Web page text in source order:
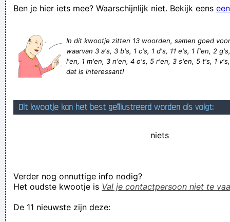
Vroeger kende men slechts 2 seksstandjes: de
beter een slechte spreuk in de haard, dan dat je hem op
zolder bewaart
Verknoei je tijd op een nuttige manier!
Ben je hier iets mee? Waarschijnlijk niet. Bekijk eens
In dit kwootje zitten 13 woorden, samen goed
waarvan 3 a's, 3 b's, 1 c's, 1 d's, 11 e's, 1 f'en, 2
l'en, 1 m'en, 3 n'en, 4 o's, 5 r'en, 3 s'en, 5 t's, 1
dat is interessant!
Dit kwootje kan het best geïllustreerd worden als volgt:
niets
Verder nog onnuttige info nodig?
Het oudste kwootje is Val je contactpersoon niet te
De 11 nieuwste zijn deze: